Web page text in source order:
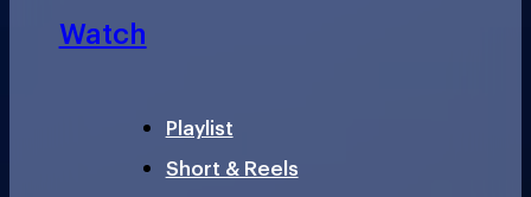
Watch
Playlist
Short & Reels